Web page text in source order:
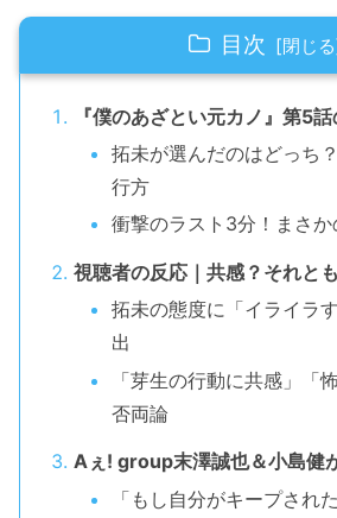
目次
『僕のあざとい元カノ』第5
拓未が選んだのはどっち
行方
衝撃のラスト3分！まさ
視聴者の反応｜共感？それと
拓未の態度に「イライラ
出
「芽生の行動に共感」「
否両論
Aぇ! group末澤誠也＆小島健
「もし自分がキープされ